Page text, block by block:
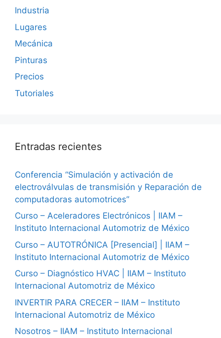
Industria
Lugares
Mecánica
Pinturas
Precios
Tutoriales
Entradas recientes
Conferencia “Simulación y activación de
electroválvulas de transmisión y Reparación de
computadoras automotrices”
Curso – Aceleradores Electrónicos | IIAM –
Instituto Internacional Automotriz de México
Curso – AUTOTRÓNICA [Presencial] | IIAM –
Instituto Internacional Automotriz de México
Curso – Diagnóstico HVAC | IIAM – Instituto
Internacional Automotriz de México
INVERTIR PARA CRECER – IIAM – Instituto
Internacional Automotriz de México
Nosotros – IIAM – Instituto Internacional